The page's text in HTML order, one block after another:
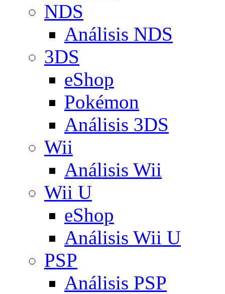
NDS
Análisis NDS
3DS
eShop
Pokémon
Análisis 3DS
Wii
Análisis Wii
Wii U
eShop
Análisis Wii U
PSP
Análisis PSP